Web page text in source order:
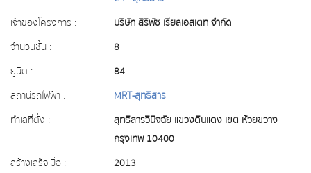
เจ้าของโครงการ :
บริษัท สิริพัช เรียลเอสเตท จำกัด
จำนวนชั้น :
8
ยูนิต :
84
สถานีรถไฟฟ้า :
MRT-สุทธิสาร
ทำเลที่ตั้ง :
สุทธิสารวินิจฉัย แขวงดินแดง เขต ห้วยขวาง
กรุงเทพ 10400
สร้างเสร็จเมื่อ :
2013